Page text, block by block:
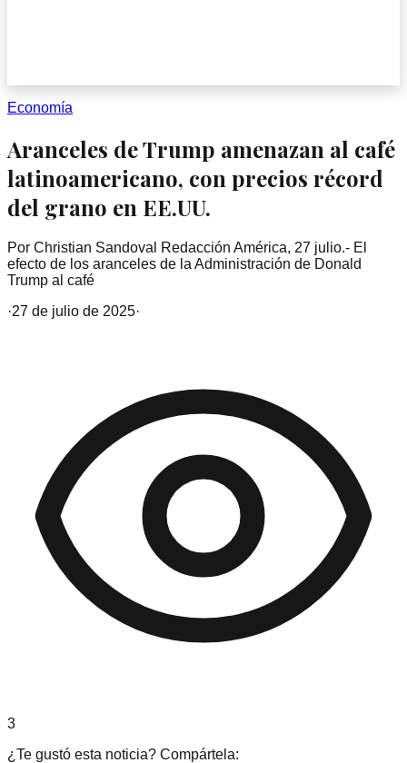
Economía
Aranceles de Trump amenazan al café
latinoamericano, con precios récord
del grano en EE.UU.
Por Christian Sandoval Redacción América, 27 julio.- El
efecto de los aranceles de la Administración de Donald
Trump al café
·27 de julio de 2025·
3
¿Te gustó esta noticia? Compártela: